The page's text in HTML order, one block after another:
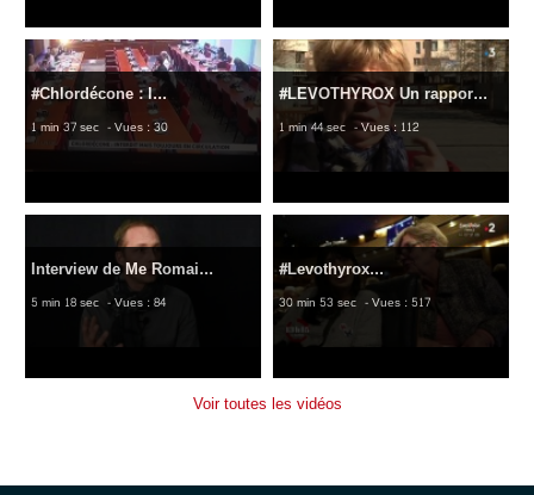
#Chlordécone : l...
1 min 37 sec - Vues : 30
#LEVOTHYROX Un rappor...
1 min 44 sec - Vues : 112
Interview de Me Romai...
5 min 18 sec - Vues : 84
#Levothyrox...
30 min 53 sec - Vues : 517
Voir toutes les vidéos